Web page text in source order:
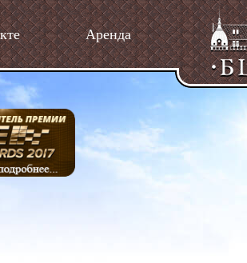
Аренда